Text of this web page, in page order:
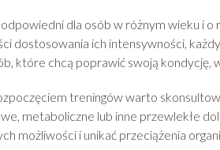
dla osób w różnym wieku i
dostosowania ich intensywności,
które chcą poprawić swoją kondycję,
treningów warto
metaboliczne lub inne przewlekłe
możliwości i unikać przeciążenia